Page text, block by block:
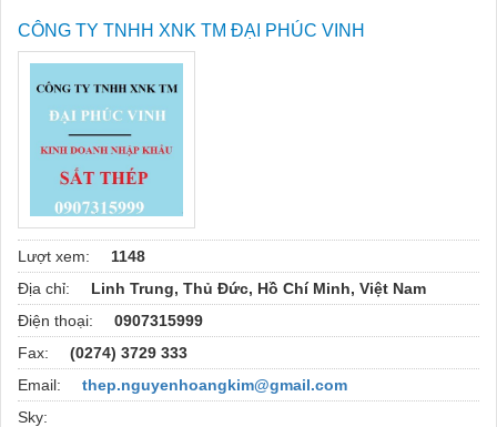
CÔNG TY TNHH XNK TM ĐẠI PHÚC VINH
Lượt xem:
1148
Địa chỉ:
Linh Trung, Thủ Đức, Hồ Chí Minh, Việt Nam
Điện thoại:
0907315999
Fax:
(0274) 3729 333
Email:
thep.nguyenhoangkim@gmail.com
Sky: